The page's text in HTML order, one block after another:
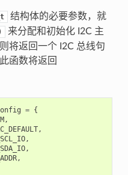
结构体的必要参数，就
来分配和初始化 I2C 主
将返回一个 I2C 总线句
函数将返回
= {
,
,
,
,
,